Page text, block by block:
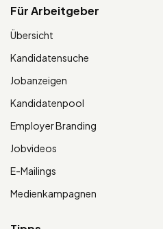
Für Arbeitgeber
Übersicht
Kandidatensuche
Jobanzeigen
Kandidatenpool
Employer Branding
Jobvideos
E-Mailings
Medienkampagnen